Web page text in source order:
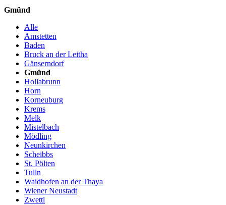
Gmünd
Alle
Amstetten
Baden
Bruck an der Leitha
Gänserndorf
Gmünd
Hollabrunn
Horn
Korneuburg
Krems
Melk
Mistelbach
Mödling
Neunkirchen
Scheibbs
St. Pölten
Tulln
Waidhofen an der Thaya
Wiener Neustadt
Zwettl